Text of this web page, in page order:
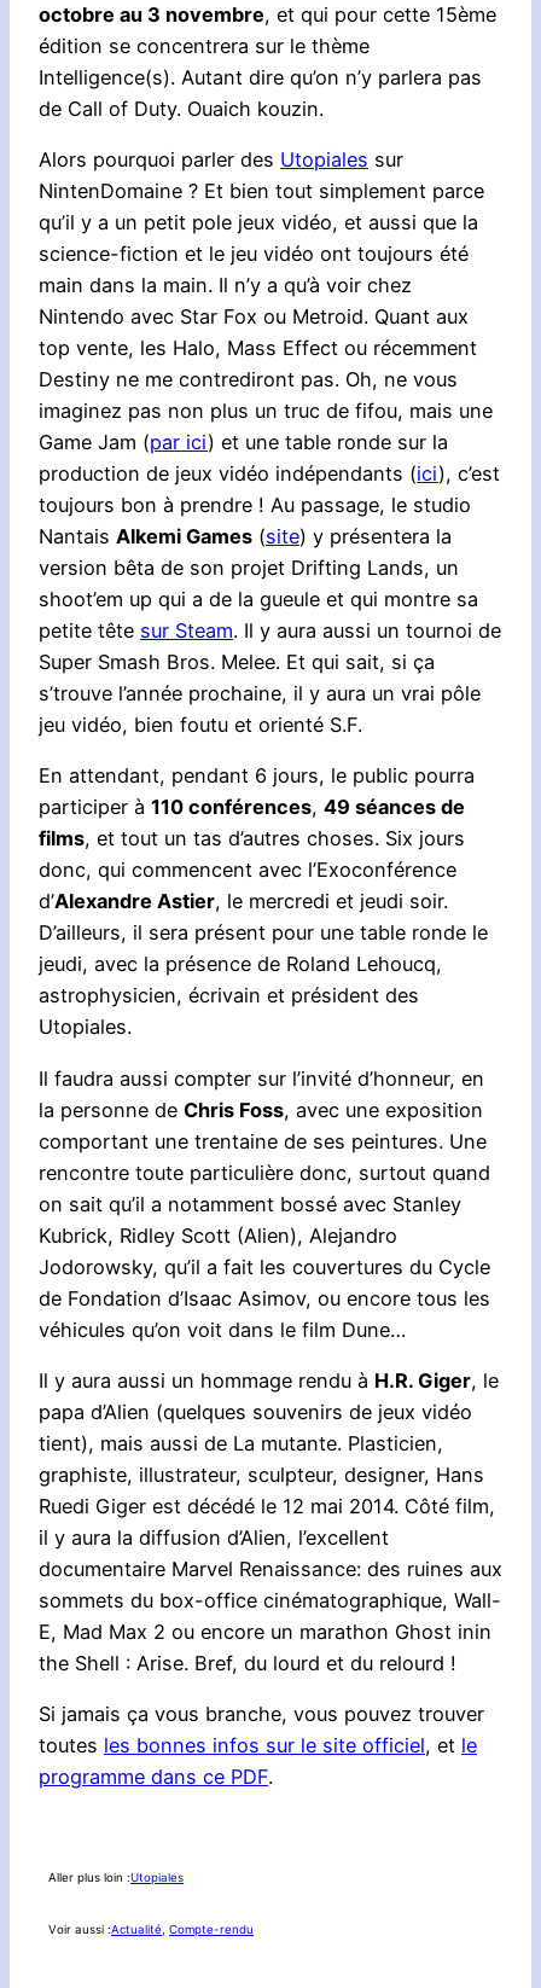
octobre au 3 novembre, et qui pour cette 15ème
édition se concentrera sur le thème
Intelligence(s). Autant dire qu’on n’y parlera pas
de Call of Duty. Ouaich kouzin.
Alors pourquoi parler des Utopiales sur
NintenDomaine ? Et bien tout simplement parce
qu’il y a un petit pole jeux vidéo, et aussi que la
science-fiction et le jeu vidéo ont toujours été
main dans la main. Il n’y a qu’à voir chez
Nintendo avec Star Fox ou Metroid. Quant aux
top vente, les Halo, Mass Effect ou récemment
Destiny ne me contrediront pas. Oh, ne vous
imaginez pas non plus un truc de fifou, mais une
Game Jam (par ici) et une table ronde sur la
production de jeux vidéo indépendants (ici), c’est
toujours bon à prendre ! Au passage, le studio
Nantais Alkemi Games (site) y présentera la
version bêta de son projet Drifting Lands, un
shoot’em up qui a de la gueule et qui montre sa
petite tête sur Steam. Il y aura aussi un tournoi de
Super Smash Bros. Melee. Et qui sait, si ça
s’trouve l’année prochaine, il y aura un vrai pôle
jeu vidéo, bien foutu et orienté S.F.
En attendant, pendant 6 jours, le public pourra
participer à 110 conférences, 49 séances de
films, et tout un tas d’autres choses. Six jours
donc, qui commencent avec l’Exoconférence
d’Alexandre Astier, le mercredi et jeudi soir.
D’ailleurs, il sera présent pour une table ronde le
jeudi, avec la présence de Roland Lehoucq,
astrophysicien, écrivain et président des
Utopiales.
Il faudra aussi compter sur l’invité d’honneur, en
la personne de Chris Foss, avec une exposition
comportant une trentaine de ses peintures. Une
rencontre toute particulière donc, surtout quand
on sait qu’il a notamment bossé avec Stanley
Kubrick, Ridley Scott (Alien), Alejandro
Jodorowsky, qu’il a fait les couvertures du Cycle
de Fondation d’Isaac Asimov, ou encore tous les
véhicules qu’on voit dans le film Dune…
Il y aura aussi un hommage rendu à H.R. Giger, le
papa d’Alien (quelques souvenirs de jeux vidéo
tient), mais aussi de La mutante. Plasticien,
graphiste, illustrateur, sculpteur, designer, Hans
Ruedi Giger est décédé le 12 mai 2014. Côté film,
il y aura la diffusion d’Alien, l’excellent
documentaire Marvel Renaissance: des ruines aux
sommets du box-office cinématographique, Wall-
E, Mad Max 2 ou encore un marathon Ghost inin
the Shell : Arise. Bref, du lourd et du relourd !
Si jamais ça vous branche, vous pouvez trouver
toutes les bonnes infos sur le site officiel, et le
programme dans ce PDF.
Aller plus loin :Utopiales
Voir aussi :Actualité , Compte-rendu